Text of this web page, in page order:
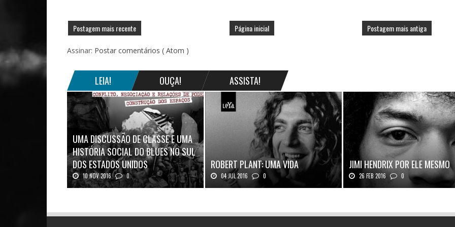
Postagem mais recente Postagem mais antiga
Página inicial
Assinar: Postar comentários ( Atom )
LEIA! OUÇA! ASSISTA!
UMA DISCUSSÃO DE CLASSE E UMA
HISTÓRIA SOCIAL DO BLUES NO SUL
DOS ESTADOS UNIDOS
10 NOV 2016 0
Mais uma ótima oportunidade de se
ROBERT PLANT: UMA VIDA
04 JUL 2016 0
Robert Plant, o vocalista do Led Zeppeli...
JIMI HENDRIX POR ELE MESMO
26 FEB 2016 0